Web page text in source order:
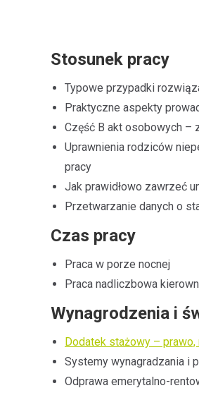
Stosunek pracy
Typowe przypadki
Praktyczne aspekty
Część B akt osobowych –
Uprawnienia rodziców
pracy
Jak prawidłowo zawrzeć
Przetwarzanie danych o
Czas pracy
Praca w porze nocnej
Praca nadliczbowa
Wynagrodzenia i
Dodatek stażowy –
Systemy wynagradzania i
Odprawa emerytalno-